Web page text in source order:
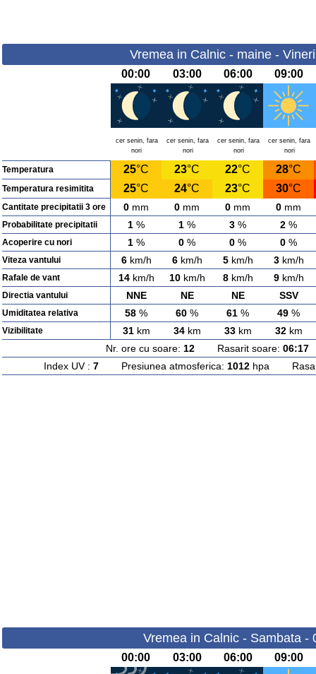
Vremea in Calnic - maine -
00:00 03:00 06:00 09:00
cer senin, fara
nori
cer senin, fara
nori
cer senin, fara
nori
cer senin, fara
nori
Temperatura 25°C 23°C 22°C 28°C
Temperatura resimitita 25°C 24°C 23°C 30°C
Cantitate precipitatii 3 ore 0 mm 0 mm 0 mm 0 mm
Probabilitate precipitatii 1 % 1 % 3 % 2 %
Acoperire cu nori 1 % 0 % 0 % 0 %
Viteza vantului 6km/h 6km/h 5km/h 3km/h
Rafale de vant 14km/h 10km/h 8km/h 9km/h
Directia vantului NNE NE NE SSV
Umiditatea relativa 58 % 60 % 61 % 49 %
Vizibilitate 31km 34km 33km 32km
Nr. ore cu soare: 12Rasarit soare: 06:17
Index UV : 7Presiunea atmosferica: 1012hpa
Vremea in Calnic - Sambata -
00:00 03:00 06:00 09:00